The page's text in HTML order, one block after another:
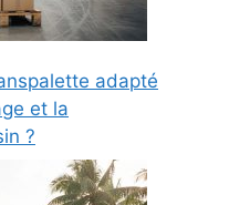
adapté
et la
?